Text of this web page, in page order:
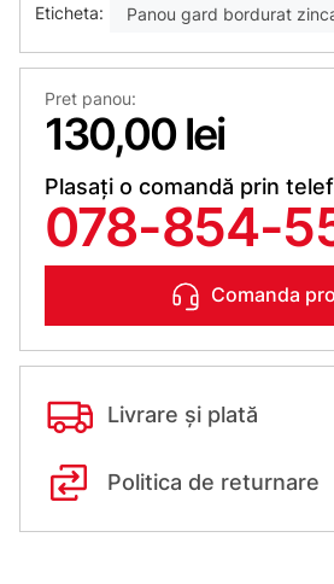
Eticheta: Panou gard bordurat
Pret panou:
130,00 lei
Plasați o comandă prin
078-854-
Comanda
Livrare și plată
Politica de returnare